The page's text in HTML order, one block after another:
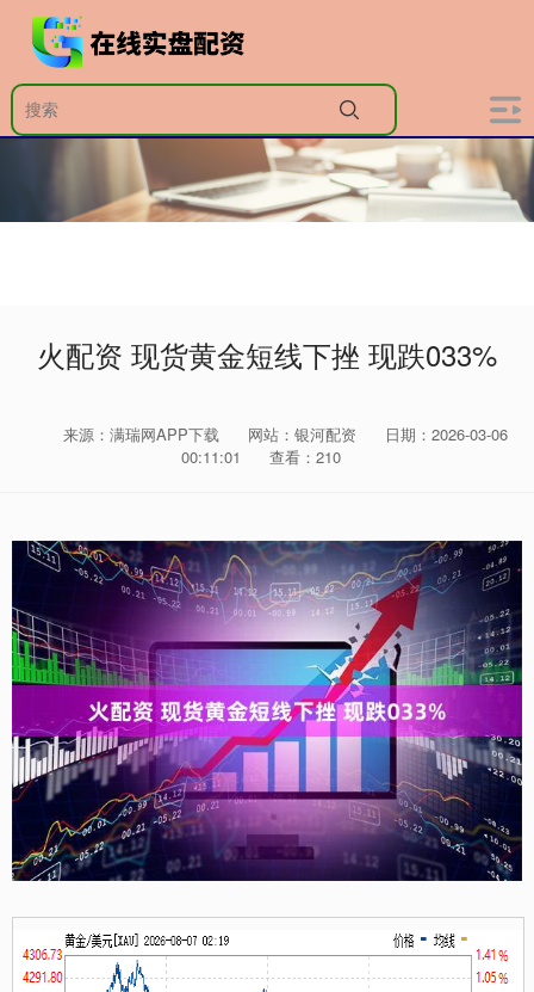
火配资 现货黄金短线下挫 现跌033%
来源：满瑞网APP下载 网站：银河配资
日期：2026-03-06
00:11:01
查看：210